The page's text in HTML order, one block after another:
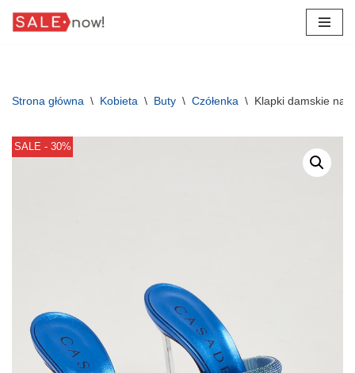
Strona główna \ Kobieta \ Buty \ Czółenka \ Klapki damskie na
SALE - 30%